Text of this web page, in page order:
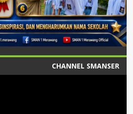
CHANNEL SMANSER